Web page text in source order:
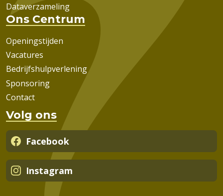
Dataverzameling
Ons Centrum
Openingstijden
Vacatures
Bedrijfshulpverlening
Sponsoring
Contact
Volg ons
Facebook
Instagram